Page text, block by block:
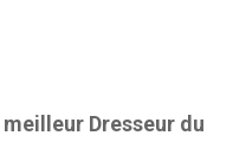
Dresseur du